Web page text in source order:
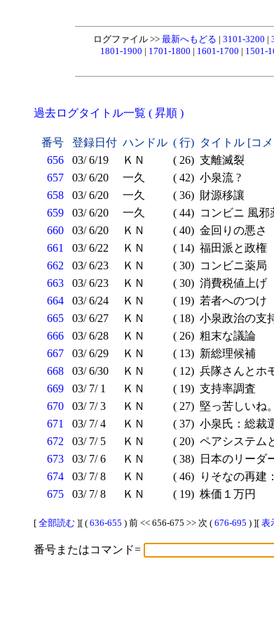
ログファイル >> 最新へもどる | 3101-3200 |
1801-1900 | 1701-1800 | 1601-1700 | 1501-
過去ログタイトル一覧 ( 昇順 )
番号 登録日付 ハンドル ( 行) タイトル [コ
656
03/ 6/19 ＫＮ ( 26) 支離滅裂
657
03/ 6/20 一久 ( 42) 小泉流 ?
658
03/ 6/20 一久 ( 36) 財源移讓
659
03/ 6/20 一久 ( 44) コンビニ 風邪
660
03/ 6/20 ＫＮ ( 40) 金回りの悪さ
661
03/ 6/22 ＫＮ ( 14) 福田派と政権
662
03/ 6/23 ＫＮ ( 30) コンビニ薬局
663
03/ 6/23 ＫＮ ( 30) 消費税値上げ
664
03/ 6/24 ＫＮ ( 19) 若者へのつけ
665
03/ 6/27 ＫＮ ( 18) 小泉政治の支
666
03/ 6/28 ＫＮ ( 26) 粗末な議論
667
03/ 6/29 ＫＮ ( 13) 新総理候補
668
03/ 6/30 ＫＮ ( 12) 兵隊さんとホ
669
03/ 7/ 1 ＫＮ ( 19) 支持率調査
670
03/ 7/ 3 ＫＮ ( 27) 堅っ苦しいね
671
03/ 7/ 4 ＫＮ ( 37) 小泉氏：総裁
672
03/ 7/ 5 ＫＮ ( 20) ペアシステム
673
03/ 7/ 6 ＫＮ ( 38)
日本のリーダ
674
03/ 7/ 8 ＫＮ ( 46)
りそなの再建
675
03/ 7/ 8 ＫＮ ( 19) 株価１万円
[ 全部読む ][ ( 636-655 ) 前 << 656-675 >> 次 ( 676-695 ) ][ 表
番号またはコマンド=